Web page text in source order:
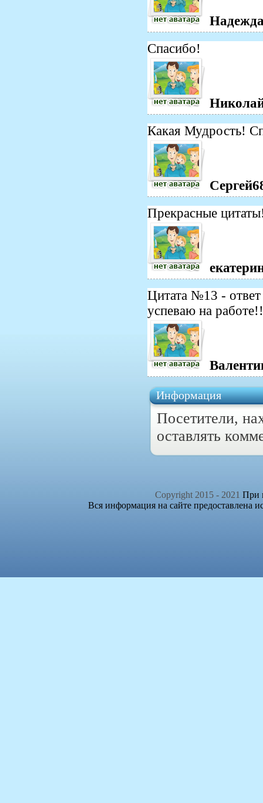
Спасибо!
Какая Мудрость!
Прекрасные
Цитата №13 -
успеваю на
Информация
Посетители,
оставлять
Copyright 2015 - 2021 При
Вся информация на сайте предоставлена